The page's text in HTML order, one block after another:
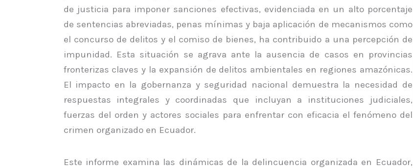
de justicia para imponer sanciones efectivas, evidenciada en un alto porcentaje
de sentencias abreviadas, penas mínimas y baja aplicación de mecanismos como
el concurso de delitos y el comiso de bienes, ha contribuido a una percepción de
impunidad. Esta situación se agrava ante la ausencia de casos en provincias
fronterizas claves y la expansión de delitos ambientales en regiones amazónicas.
El impacto en la gobernanza y seguridad nacional demuestra la necesidad de
respuestas integrales y coordinadas que incluyan a instituciones judiciales,
fuerzas del orden y actores sociales para enfrentar con eficacia el fenómeno del
crimen organizado en Ecuador.
Este informe examina las dinámicas de la delincuencia organizada en Ecuador,